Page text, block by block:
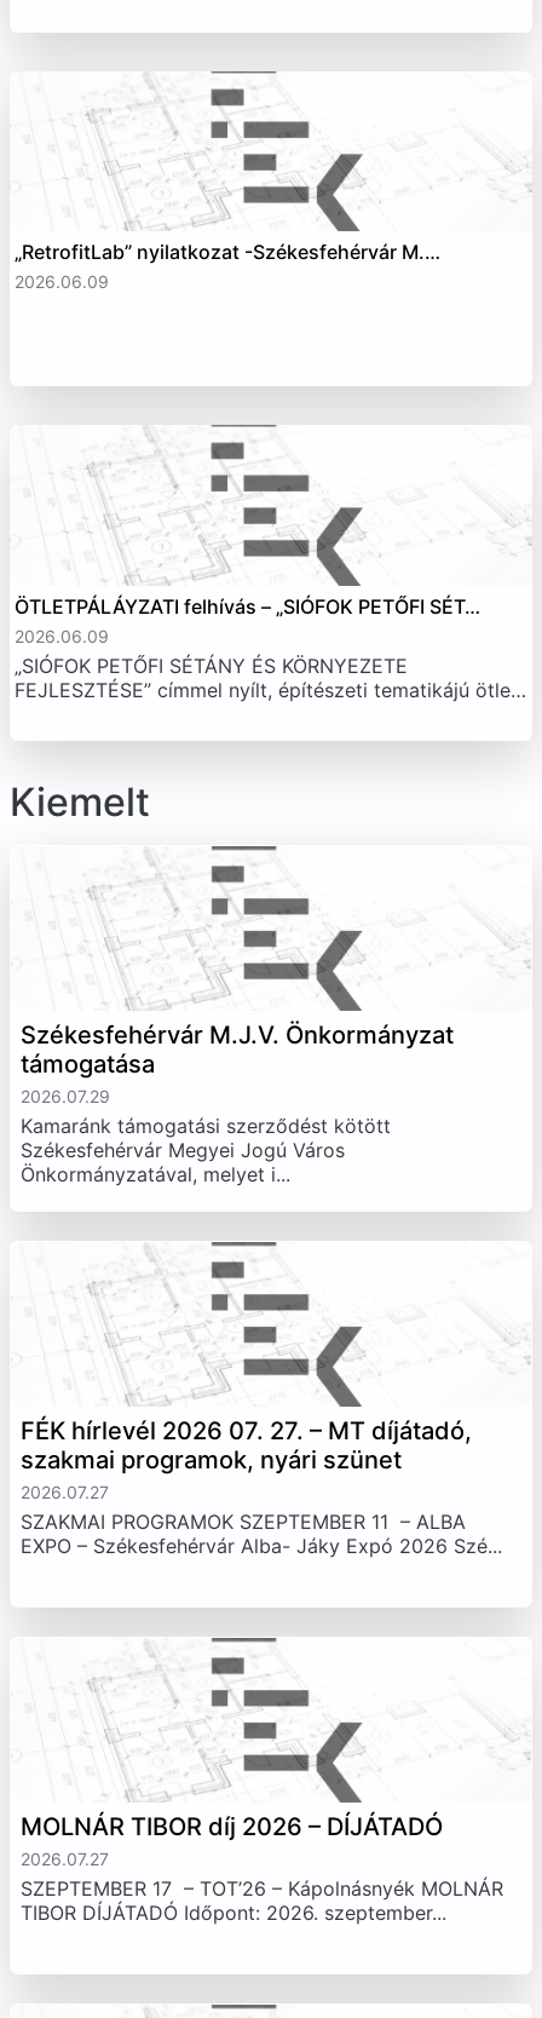
„RetrofitLab” nyilatkozat -Székesfehérvár M.…
2026.06.09
ÖTLETPÁLÁYZATI felhívás – „SIÓFOK PETŐFI SÉT…
2026.06.09
„SIÓFOK PETŐFI SÉTÁNY ÉS KÖRNYEZETE
FEJLESZTÉSE” címmel nyílt, építészeti tematikájú ötle…
Kiemelt
Székesfehérvár M.J.V. Önkormányzat
támogatása
2026.07.29
Kamaránk támogatási szerződést kötött
Székesfehérvár Megyei Jogú Város
Önkormányzatával, melyet i...
FÉK hírlevél 2026 07. 27. – MT díjátadó,
szakmai programok, nyári szünet
2026.07.27
SZAKMAI PROGRAMOK SZEPTEMBER 11 – ALBA
EXPO – Székesfehérvár Alba- Jáky Expó 2026 Szé...
MOLNÁR TIBOR díj 2026 – DÍJÁTADÓ
2026.07.27
SZEPTEMBER 17 – TOT’26 – Kápolnásnyék MOLNÁR
TIBOR DÍJÁTADÓ Időpont: 2026. szeptember...